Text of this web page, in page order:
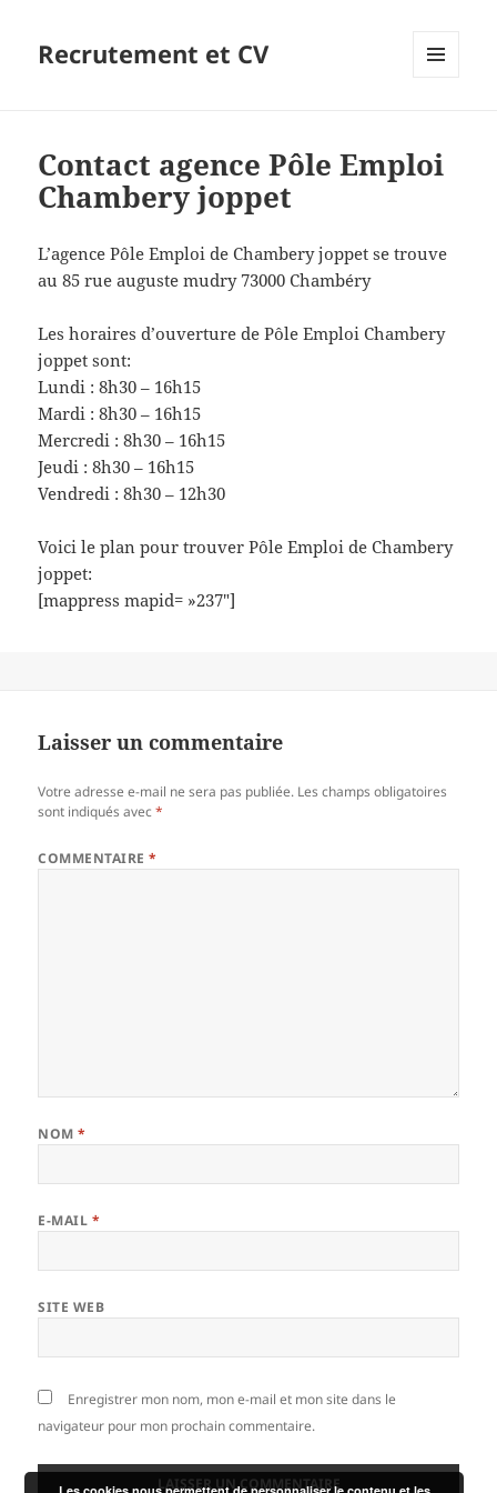
Recrutement et CV
Contact agence Pôle Emploi
Chambery joppet
L’agence Pôle Emploi de Chambery joppet se trouve
au 85 rue auguste mudry 73000 Chambéry
Les horaires d’ouverture de Pôle Emploi Chambery
joppet sont:
Lundi : 8h30 – 16h15
Mardi : 8h30 – 16h15
Mercredi : 8h30 – 16h15
Jeudi : 8h30 – 16h15
Vendredi : 8h30 – 12h30
Voici le plan pour trouver Pôle Emploi de Chambery
joppet:
[mappress mapid= »237″]
Laisser un commentaire
Votre adresse e-mail ne sera pas publiée. Les champs obligatoires
sont indiqués avec*
COMMENTAIRE*
NOM*
E-MAIL *
SITE WEB
Enregistrer mon nom, mon e-mail et mon site dans le
navigateur pour mon prochain commentaire.